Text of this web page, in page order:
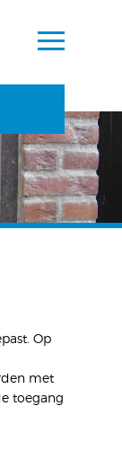
Op
met
toegang